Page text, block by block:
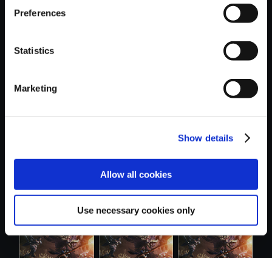
Preferences
Statistics
Marketing
Show details
Allow all cookies
Use necessary cookies only
【単曲】モンスタ